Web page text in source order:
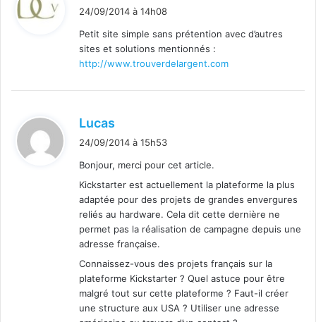
:
24/09/2014 à 14h08
Petit site simple sans prétention avec d’autres
sites et solutions mentionnés :
http://www.trouverdelargent.com
Lucas
:
24/09/2014 à 15h53
Bonjour, merci pour cet article.
Kickstarter est actuellement la plateforme la plus
adaptée pour des projets de grandes envergures
reliés au hardware. Cela dit cette dernière ne
permet pas la réalisation de campagne depuis une
adresse française.
Connaissez-vous des projets français sur la
plateforme Kickstarter ? Quel astuce pour être
malgré tout sur cette plateforme ? Faut-il créer
une structure aux USA ? Utiliser une adresse